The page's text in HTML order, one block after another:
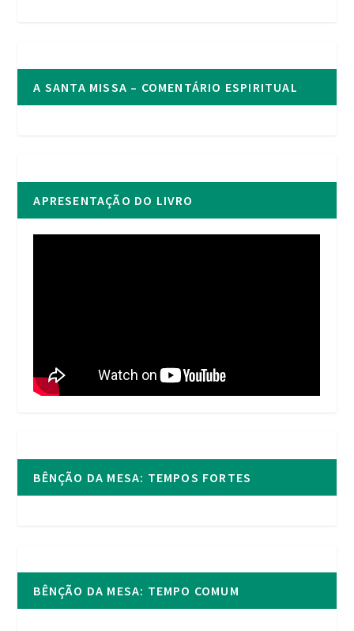
A SANTA MISSA – COMENTÁRIO ESPIRITUAL
APRESENTAÇÃO DO LIVRO
BÊNÇÃO DA MESA: TEMPOS FORTES
BÊNÇÃO DA MESA: TEMPO COMUM